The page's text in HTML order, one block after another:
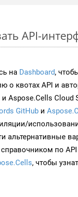
API-
на Dashboard,
о квотах API и
Aspose.Cells Cloud
GitHub и
альтернативные
по
, чтобы